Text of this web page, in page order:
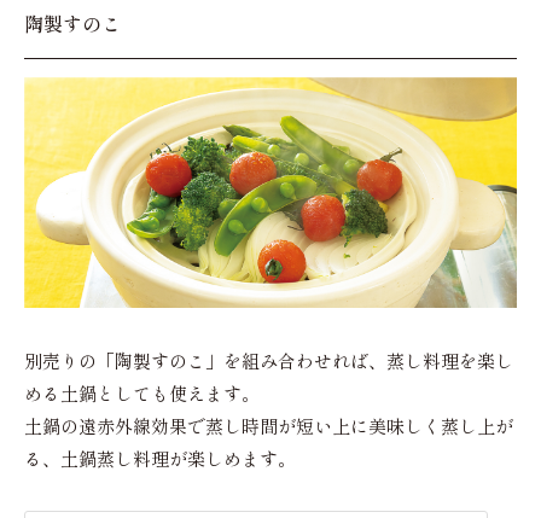
陶製すのこ
別売りの「陶製すのこ」を組み合わせれば、蒸し料理を楽し
める土鍋としても使えます。
土鍋の遠赤外線効果で蒸し時間が短い上に美味しく蒸し上が
る、土鍋蒸し料理が楽しめます。